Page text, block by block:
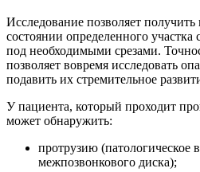
Исследование позволяет
состоянии определенного участка
под необходимыми срезами.
позволяет вовремя исследовать
подавить их стремительное
У пациента, который проходит
может обнаружить:
протрузию (патологическое
межпозвонкового диска);